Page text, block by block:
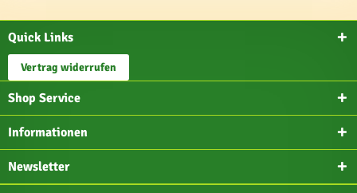
Quick Links
Vertrag widerrufen
Shop Service
Informationen
Newsletter